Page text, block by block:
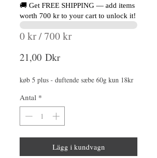
🚚 Get FREE SHIPPING — add items
worth 700 kr to your cart to unlock it!
0 kr / 700 kr
21,00 DkrPris
køb 5 plus - duftende sæbe 60g kun 18kr
Antal *
Lägg i kundvagn